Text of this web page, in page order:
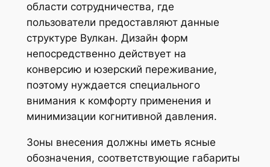
области сотрудничества, где
пользователи предоставляют данные
структуре Вулкан. Дизайн форм
непосредственно действует на
конверсию и юзерский переживание,
поэтому нуждается специального
внимания к комфорту применения и
минимизации когнитивной давления.
Зоны внесения должны иметь ясные
обозначения, соответствующие габариты